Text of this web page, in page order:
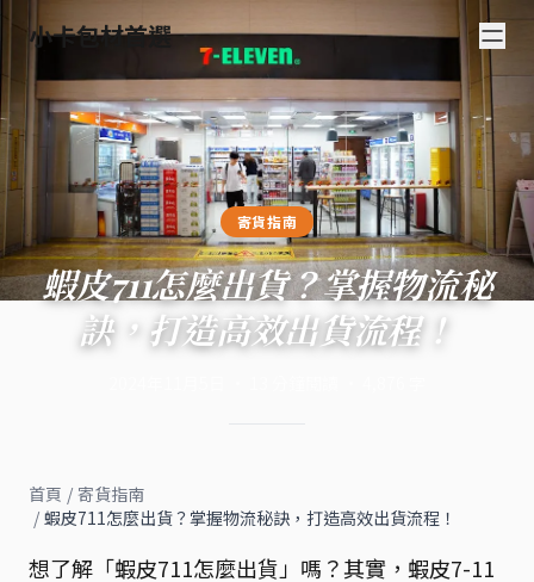
小卡包材首選
寄貨指南
蝦皮711怎麼出貨？掌握物流秘
訣，打造高效出貨流程！
首頁 / 寄貨指南
/ 蝦皮711怎麼出貨？掌握物流秘訣，打造高效出貨流程！
想了解「蝦皮711怎麼出貨」嗎？其實，蝦皮7-11